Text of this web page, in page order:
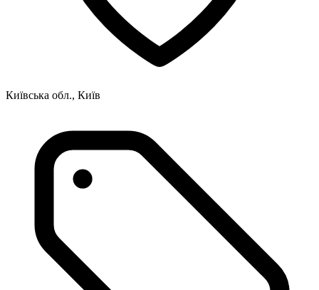
Київська обл., Київ